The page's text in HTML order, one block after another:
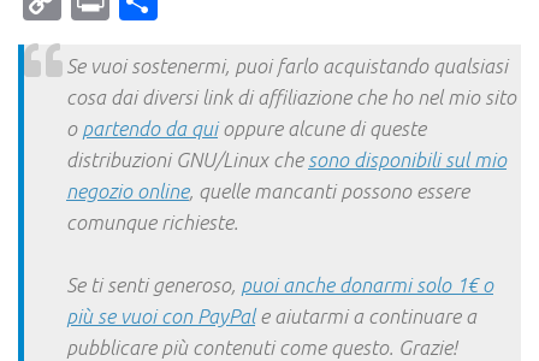
Se vuoi sostenermi, puoi farlo acquistando qualsiasi
cosa dai diversi link di affiliazione che ho nel mio sito
o partendo da quioppure alcune di queste
distribuzioni GNU/Linux che sono disponibili sul mio
negozio online, quelle mancanti possono essere
comunque richieste.
Se ti senti generoso, puoi anche donarmi solo 1€ o
più se vuoi con PayPale aiutarmi a continuare a
pubblicare più contenuti come questo. Grazie!